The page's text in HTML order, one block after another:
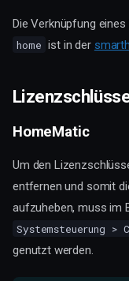
Die Verknüpfung
home ist in der
HomeMatic
Um den
entfernen und somit
aufzuheben, muss im
Systemsteuerung >
genutzt werden.